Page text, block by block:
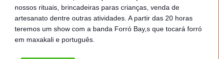
nossos rituais, brincadeiras paras crianças, venda de
artesanato dentre outras atividades. A partir das 20 horas
teremos um show com a banda Forró Bay,s que tocará forró
em maxakali e português.